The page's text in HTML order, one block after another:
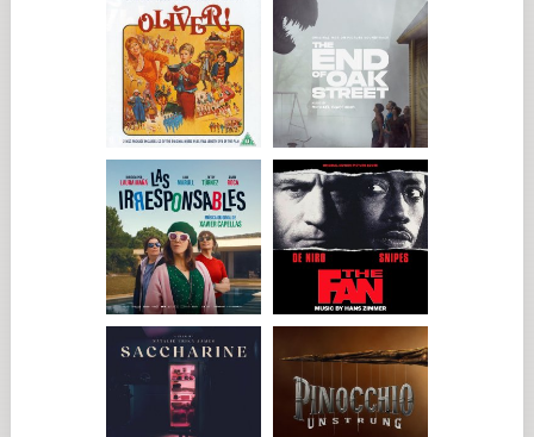
es el mundo cinematográfico, es más Pasadena».
Vemos aparecer más rostros reconocibles de anteriores
películas de Anderson encarnando a los socios cuya
cooperación y contribución financiera constituyen la clave de
cualquier esperanza de éxito para el plan de Zsa-zsa. Anderson
escribió un papel para Jeffrey Wright, tras sus recientes
apariciones en La crónica francesa y Asteroid City.
«Básicamente, quería contar con Jeffrey Wright, así que
creamos a un empresario de la Costa Este norteamericana
dedicado al transporte. Tiene algo en su carácter de esa gente
del centro de Nueva York que habla a toda pastilla y también
cierta esencia beatnik».
Para el papel de la prima Hilda, Anderson lo tenía muy claro:
«Queríamos que Scarlett saliese en la película». En el enclave
de su utopía/kibutz en construcción, la idea era mostrar una
manera de hacer pactos muy perpetuada en el tiempo, desde
el antiguo Egipto hasta la monarquía moderna. «Procede de
alguna rama de la familia de Zsa-zsa. El matrimonio es también
otra forma de negociar que no resulta totalmente peregrina».
Nos apresuramos a aclarar que Hilda y Zsa-zsa son primos